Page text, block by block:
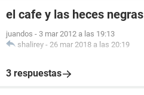
el cafe y las heces negras
juandos - 3 mar 2012 a las 19:13
shalirey - 26 mar 2018 a las 20:19
3 respuestas